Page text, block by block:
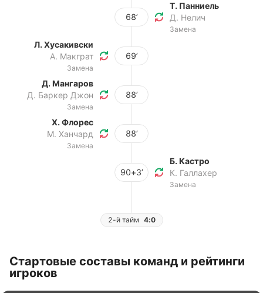
68’
Т. Панниель
Д. Нелич
Замена
Л. Хусакивски
А. Макграт
Замена
69’
Д. Мангаров
Д. Баркер Джон
Замена
88’
Х. Флорес
М. Ханчард
Замена
88’
90+3’
Б. Кастро
К. Галлахер
Замена
2-й тайм 4:0
Стартовые составы команд и рейтинги
игроков